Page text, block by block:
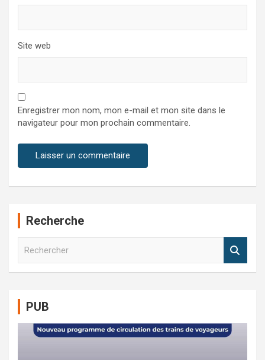
Site web
Enregistrer mon nom, mon e-mail et mon site dans le
navigateur pour mon prochain commentaire.
Recherche
PUB